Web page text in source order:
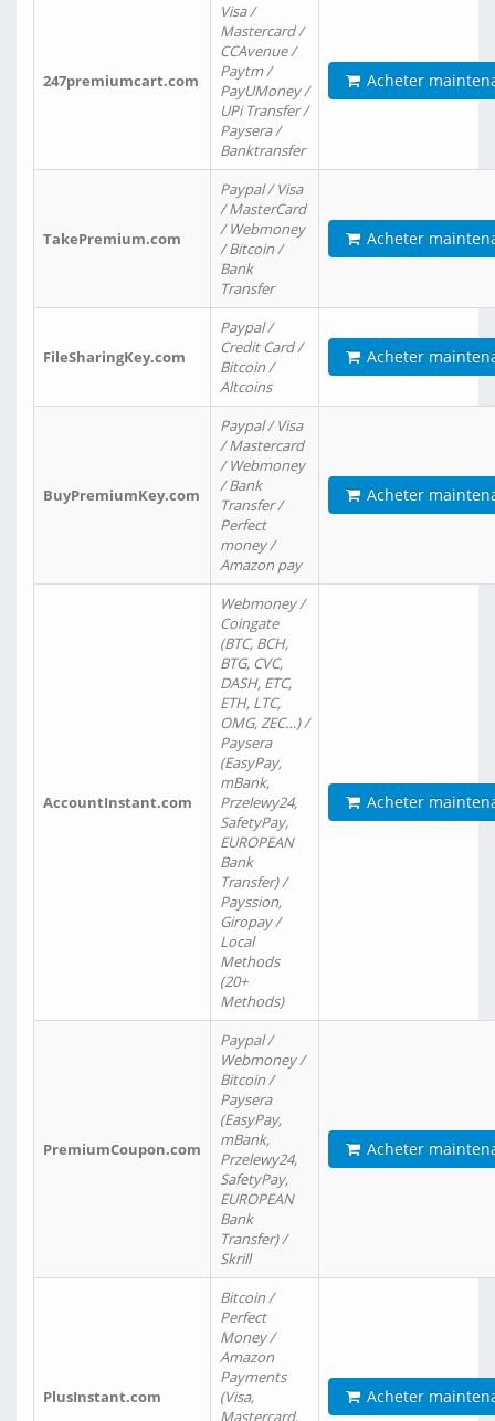
247premiumcart.com
Visa /
Mastercard /
CCAvenue /
Paytm /
PayUMoney /
UPi Transfer /
Paysera /
Banktransfer
Acheter
TakePremium.com
Paypal / Visa
/ MasterCard
/ Webmoney
/ Bitcoin /
Bank
Transfer
Acheter
FileSharingKey.com
Paypal /
Credit Card /
Bitcoin /
Altcoins
Acheter
BuyPremiumKey.com
Paypal / Visa
/ Mastercard
/ Webmoney
/ Bank
Transfer /
Perfect
money /
Amazon pay
Acheter
AccountInstant.com
Webmoney /
Coingate
(BTC, BCH,
BTG, CVC,
DASH, ETC,
ETH, LTC,
OMG, ZEC…) /
Paysera
(EasyPay,
mBank,
Przelewy24,
SafetyPay,
EUROPEAN
Bank
Transfer) /
Payssion,
Giropay /
Local
Methods
(20+
Methods)
Acheter
PremiumCoupon.com
Paypal /
Webmoney /
Bitcoin /
Paysera
(EasyPay,
mBank,
Przelewy24,
SafetyPay,
EUROPEAN
Bank
Transfer) /
Skrill
Acheter
PlusInstant.com
Bitcoin /
Perfect
Money /
Amazon
Payments
(Visa,
Mastercard,
Acheter